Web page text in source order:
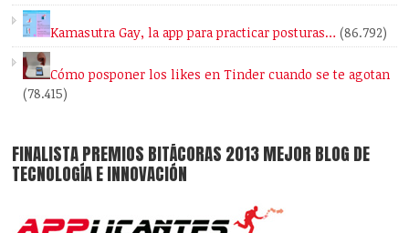
Kamasutra Gay, la app para practicar posturas… (86.792)
Cómo posponer los likes en Tinder cuando se te agotan
(78.415)
FINALISTA PREMIOS BITÁCORAS 2013 MEJOR BLOG DE
TECNOLOGÍA E INNOVACIÓN